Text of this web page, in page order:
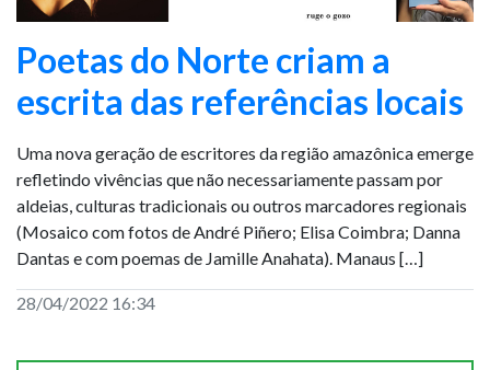
Poetas do Norte criam a
escrita das referências locais
Uma nova geração de escritores da região amazônica emerge
refletindo vivências que não necessariamente passam por
aldeias, culturas tradicionais ou outros marcadores regionais
(Mosaico com fotos de André Piñero; Elisa Coimbra; Danna
Dantas e com poemas de Jamille Anahata). Manaus […]
28/04/2022 16:34